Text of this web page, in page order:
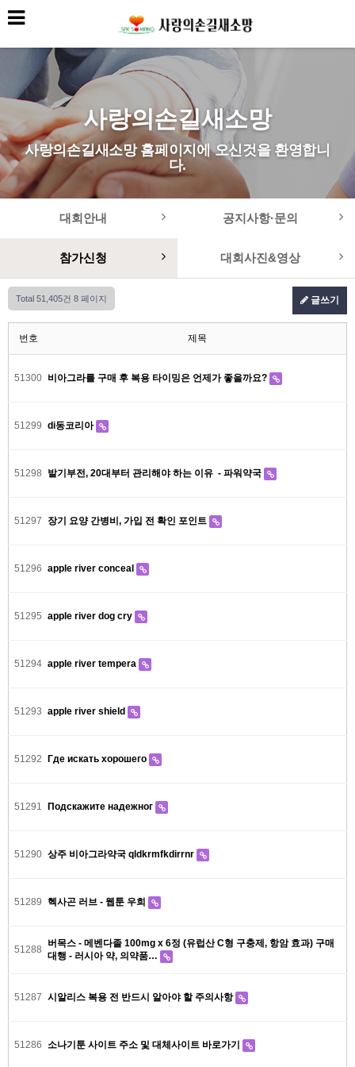
사랑의손길새소망
사랑의손길새소망 홈페이지에 오신것을 환영합니
다.
대회안내 공지사항·문의
참가신청 대회사진&영상
Total 51,405건 8 페이지 글쓰기
번호 제목
51300 비아그라를 구매 후 복용 타이밍은 언제가 좋을까요?
51299 di동코리아
51298 발기부전, 20대부터 관리해야 하는 이유 - 파워약국
51297 장기 요양 간병비, 가입 전 확인 포인트
51296 apple river conceal
51295 apple river dog cry
51294 apple river tempera
51293 apple river shield
51292 Где искать хорошего
51291 Подскажите надежног
51290 상주 비아그라약국 qldkrmfkdirrnr
51289 헥사곤 러브 - 웹툰 우희
51288
버목스 - 메벤다졸 100mg x 6정 (유럽산 C형 구충제, 항암 효과) 구매
대행 - 러시아 약, 의약품…
51287 시알리스 복용 전 반드시 알아야 할 주의사항
51286 소나기툰 사이트 주소 및 대체사이트 바로가기